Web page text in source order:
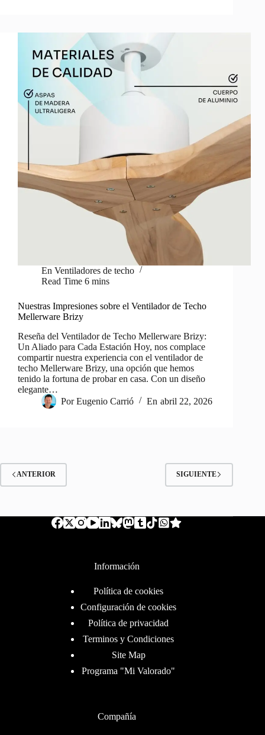
En Ventiladores de techo
Read Time 6 mins
Nuestras Impresiones sobre el Ventilador de Techo
Mellerware Brizy
Reseña del Ventilador de Techo Mellerware Brizy:
Un Aliado para Cada Estación Hoy, nos complace
compartir nuestra experiencia con el ventilador de
techo Mellerware Brizy, una opción que hemos
tenido la fortuna de probar en casa. Con un diseño
elegante…
Por Eugenio Carrió En abril 22, 2026
ANTERIOR SIGUIENTE
Información
Política de cookies
Configuración de cookies
Política de privacidad
Terminos y Condiciones
Site Map
Programa "Mi Valorado"
Compañía